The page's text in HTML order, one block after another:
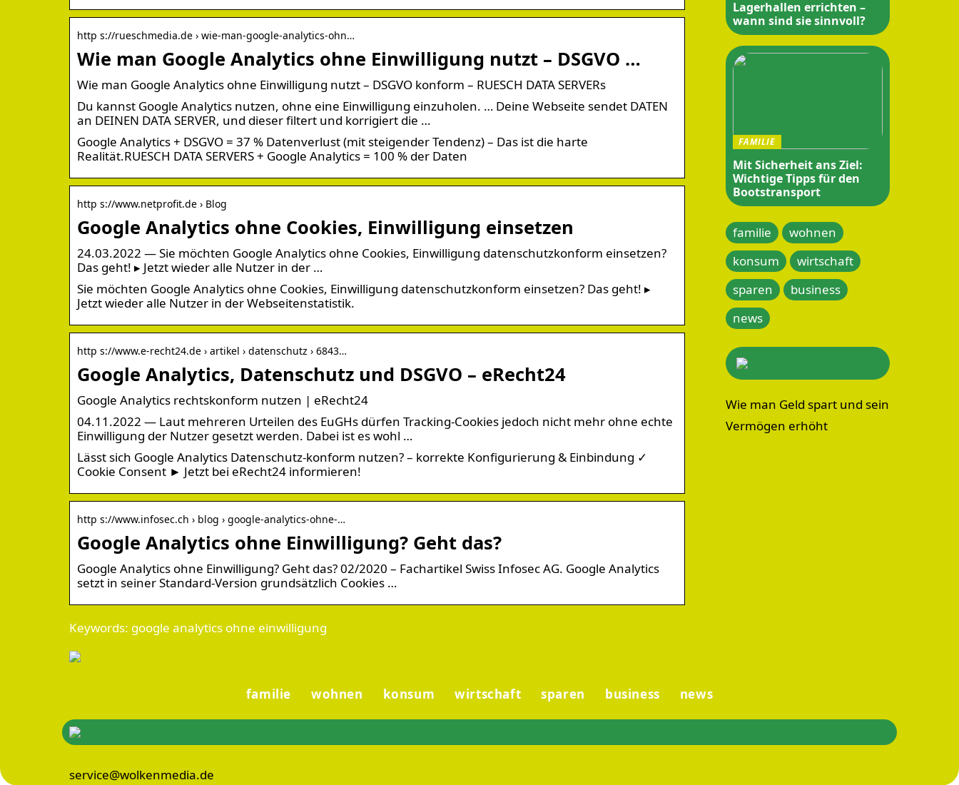
http s://rueschmedia.de › wie-man-google-analytics-ohn…
Wie man Google Analytics ohne Einwilligung nutzt – DSGVO …
Wie man Google Analytics ohne Einwilligung nutzt – DSGVO konform – RUESCH DATA SERVERs
Du kannst Google Analytics nutzen, ohne eine Einwilligung einzuholen. … Deine Webseite sendet DATEN
an DEINEN DATA SERVER, und dieser filtert und korrigiert die …
Google Analytics + DSGVO = 37 % Datenverlust (mit steigender Tendenz) – Das ist die harte
Realität.RUESCH DATA SERVERS + Google Analytics = 100 % der Daten
http s://www.netprofit.de › Blog
Google Analytics ohne Cookies, Einwilligung einsetzen
24.03.2022 — Sie möchten Google Analytics ohne Cookies, Einwilligung datenschutzkonform einsetzen?
Das geht! ▸ Jetzt wieder alle Nutzer in der …
Sie möchten Google Analytics ohne Cookies, Einwilligung datenschutzkonform einsetzen? Das geht! ▸
Jetzt wieder alle Nutzer in der Webseitenstatistik.
http s://www.e-recht24.de › artikel › datenschutz › 6843…
Google Analytics, Datenschutz und DSGVO – eRecht24
Google Analytics rechtskonform nutzen | eRecht24
04.11.2022 — Laut mehreren Urteilen des EuGHs dürfen Tracking-Cookies jedoch nicht mehr ohne echte
Einwilligung der Nutzer gesetzt werden. Dabei ist es wohl …
Lässt sich Google Analytics Datenschutz-konform nutzen? – korrekte Konfigurierung & Einbindung ✓
Cookie Consent ► Jetzt bei eRecht24 informieren!
http s://www.infosec.ch › blog › google-analytics-ohne-…
Google Analytics ohne Einwilligung? Geht das?
Google Analytics ohne Einwilligung? Geht das? 02/2020 – Fachartikel Swiss Infosec AG. Google Analytics
setzt in seiner Standard-Version grundsätzlich Cookies …
Keywords: google analytics ohne einwilligung
Lagerhallen errichten –
wann sind sie sinnvoll?
FAMILIE
Mit Sicherheit ans Ziel:
Wichtige Tipps für den
Bootstransport
familie
wohnen
konsum
wirtschaft
sparen
business
news
Wie man Geld spart und sein
Vermögen erhöht
familie wohnen konsum wirtschaft sparen business news
service@wolkenmedia.de